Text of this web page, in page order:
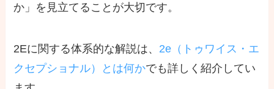
か」を見立てることが大切です。
2Eに関する体系的な解説は、 2e（トゥワイス・エ
クセプショナル）とは何かでも詳しく紹介してい